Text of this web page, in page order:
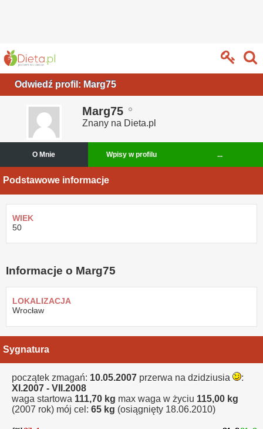
Odwiedź profil: Marg75
Marg75
Znany na Dieta.pl
O Mnie Wpisy w profilu ...
Podstawowe informacje
WIEK
50
Informacje o Marg75
LOKALIZACJA
Wrocław
Sygnatura
początek zmagań: 10.05.2007 przerwa na dzidziusia
:
XI.2007 - VII.2008
waga startowa 111,70 kg max waga w życiu 115,00 kg
(2007 rok) mój cel: 65 kg (osiągnięty 18.06.2010)